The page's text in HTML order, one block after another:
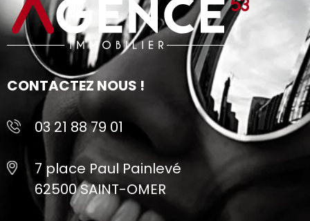
CONTACTEZ NOUS !
03 21 88 79 01
7 place Paul Painlevé
62500 SAINT-OMER